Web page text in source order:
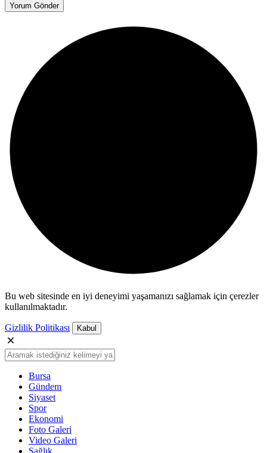
Yorum Gönder
Bu web sitesinde en iyi deneyimi yaşamanızı sağlamak için çerezler
kullanılmaktadır.
Gizlilik Politikası Kabul
Bursa
Gündem
Siyaset
Spor
Ekonomi
Foto Galeri
Video Galeri
Sağlık